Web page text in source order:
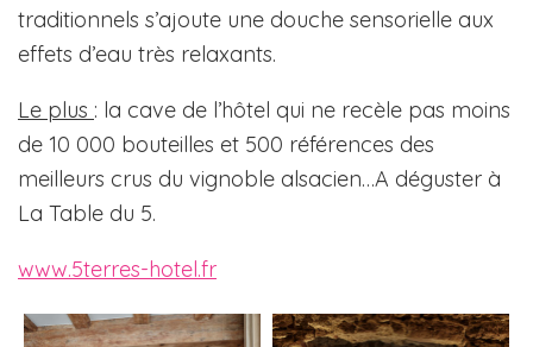
traditionnels s’ajoute une douche sensorielle aux
effets d’eau très relaxants.
Le plus : la cave de l’hôtel qui ne recèle pas moins
de 10 000 bouteilles et 500 références des
meilleurs crus du vignoble alsacien…A déguster à
La Table du 5.
www.5terres-hotel.fr